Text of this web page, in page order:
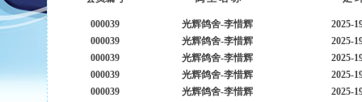
000039 光辉鸽舍-李惜辉
2025-
000039
光辉鸽舍-李惜辉
2025-
000039
光辉鸽舍-李惜辉
2025-
000039
光辉鸽舍-李惜辉
2025-
000039
光辉鸽舍-李惜辉
2025-